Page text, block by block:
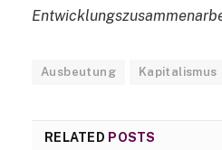
Ausbeutung Kapitalismus
RELATED POSTS